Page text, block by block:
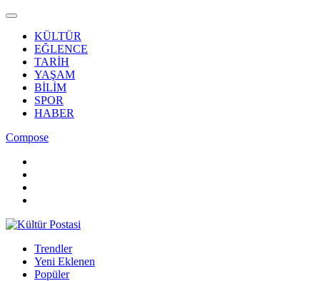
KÜLTÜR
EĞLENCE
TARİH
YAŞAM
BİLİM
SPOR
HABER
Compose
Trendler
Yeni Eklenen
Popüler